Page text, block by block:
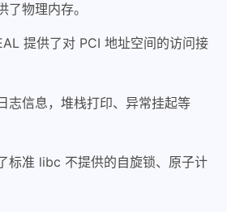
了物理内存。
提供了对 PCI 地址空间的访问接
志信息，堆栈打印、异常挂起等
标准 libc 不提供的自旋锁、原子计